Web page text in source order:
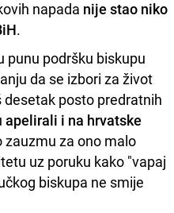
napada nije stao niko
.
punu podršku biskupu
da se izbori za život
posto predratnih
apelirali i na hrvatske
zauzmu za ono malo
uz poruku kako "vapaj
biskupa ne smije